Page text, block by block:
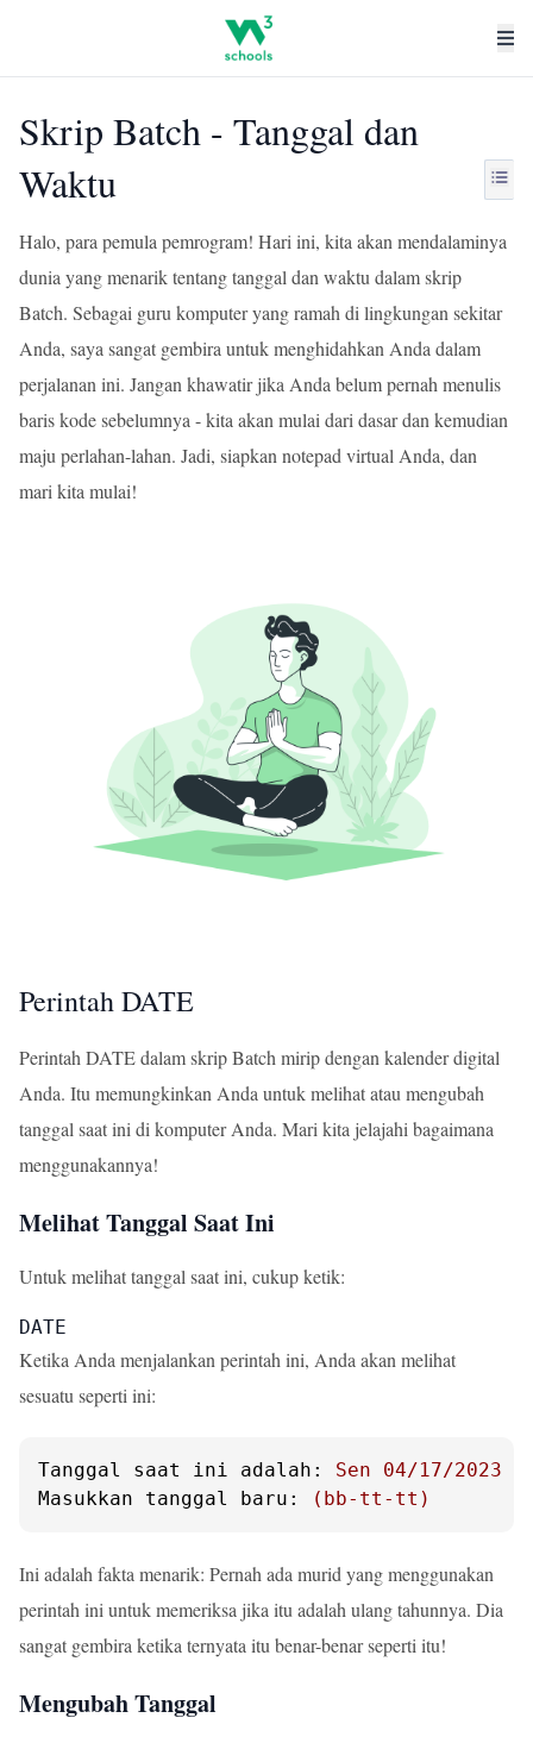
Skrip Batch - Tanggal dan
Waktu
Halo, para pemula pemrogram! Hari ini, kita akan mendalaminya
dunia yang menarik tentang tanggal dan waktu dalam skrip
Batch. Sebagai guru komputer yang ramah di lingkungan sekitar
Anda, saya sangat gembira untuk menghidahkan Anda dalam
perjalanan ini. Jangan khawatir jika Anda belum pernah menulis
baris kode sebelumnya - kita akan mulai dari dasar dan kemudian
maju perlahan-lahan. Jadi, siapkan notepad virtual Anda, dan
mari kita mulai!
Perintah DATE
Perintah DATE dalam skrip Batch mirip dengan kalender digital
Anda. Itu memungkinkan Anda untuk melihat atau mengubah
tanggal saat ini di komputer Anda. Mari kita jelajahi bagaimana
menggunakannya!
Melihat Tanggal Saat Ini
Untuk melihat tanggal saat ini, cukup ketik:
DATE
Ketika Anda menjalankan perintah ini, Anda akan melihat
sesuatu seperti ini:
Tanggal saat ini adalah: Sen 04/17/2023
Masukkan tanggal baru:
(bb-tt-tt)
Ini adalah fakta menarik: Pernah ada murid yang menggunakan
perintah ini untuk memeriksa jika itu adalah ulang tahunnya. Dia
sangat gembira ketika ternyata itu benar-benar seperti itu!
Mengubah Tanggal